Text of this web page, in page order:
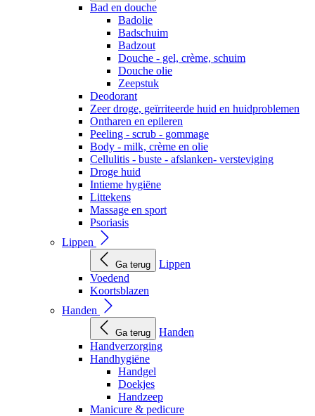
Bad en douche
Badolie
Badschuim
Badzout
Douche - gel, crème, schuim
Douche olie
Zeepstuk
Deodorant
Zeer droge, geïrriteerde huid en huidproblemen
Ontharen en epileren
Peeling - scrub - gommage
Body - milk, crème en olie
Cellulitis - buste - afslanken- versteviging
Droge huid
Intieme hygiëne
Littekens
Massage en sport
Psoriasis
Lippen
Ga terug
Lippen
Voedend
Koortsblazen
Handen
Ga terug
Handen
Handverzorging
Handhygiëne
Handgel
Doekjes
Handzeep
Manicure & pedicure